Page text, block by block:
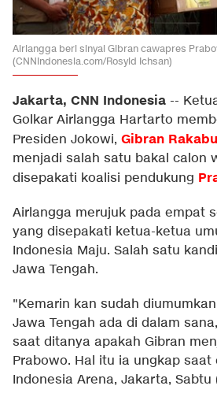
Airlangga beri sinyal Gibran cawapres
(CNNIndonesia.com/Rosyid Ichsan)
Jakarta, CNN Indonesia --
Golkar Airlangga Hartarto
Presiden Jokowi, Gibran
menjadi salah satu bakal calon
disepakati koalisi pendukung
Airlangga merujuk pada empat
yang disepakati ketua-ketua
Indonesia Maju. Salah satu
Jawa Tengah.
"Kemarin kan sudah
Jawa Tengah ada di dalam
saat ditanya apakah Gibran
Prabowo. Hal itu ia ungkap saat
Indonesia Arena, Jakarta, Sabtu